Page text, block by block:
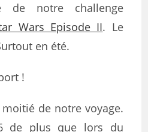
de notre challenge
Wars Episode II. Le
en été.
!
de notre voyage.
de plus que lors du